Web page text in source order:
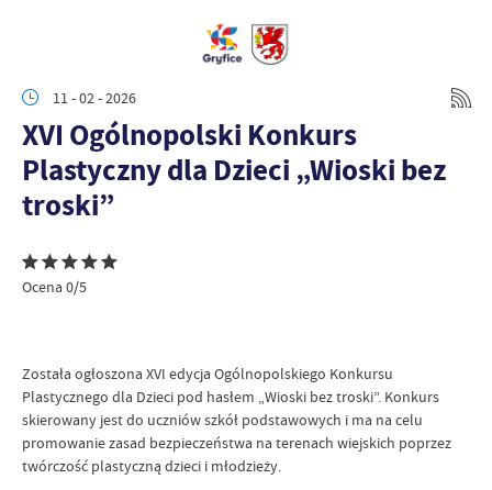
11 - 02 - 2026
XVI Ogólnopolski Konkurs
Plastyczny dla Dzieci „Wioski bez
troski”
Ocena 0/5
Została ogłoszona XVI edycja Ogólnopolskiego Konkursu
Plastycznego dla Dzieci pod hasłem „Wioski bez troski”. Konkurs
skierowany jest do uczniów szkół podstawowych i ma na celu
promowanie zasad bezpieczeństwa na terenach wiejskich poprzez
twórczość plastyczną dzieci i młodzieży.